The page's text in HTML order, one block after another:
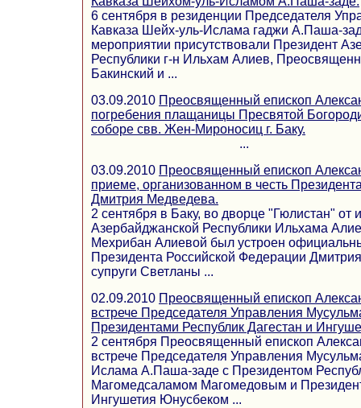
6 сентября в резиденции Председателя
Кавказа Шейх-уль-Ислама гаджи А.Паша-
мероприятии присутствовали Президент
Республики г-н Ильхам Алиев,
Бакинский и ...
03.09.2010 Преосвященный епископ
погребения плащаницы Пресвятой
соборе свв. Жен-Мироносиц г. Баку.
...
03.09.2010 Преосвященный епископ
приеме, организованном в честь
Дмитрия Медведева.
2 сентября в Баку, во дворце "Гюлистан" от
Азербайджанской Республики Ильхама
Мехрибан Алиевой был устроен
Президента Российской Федерации
супруги Светланы ...
02.09.2010 Преосвященный епископ
встрече Председателя Управления
Президентами Республик Дагестан и
2 сентября Преосвященный епископ
встрече Председателя Управления
Ислама А.Паша-заде с Президентом
Магомедсаламом Магомедовым и
Ингушетия Юнусбеком ...